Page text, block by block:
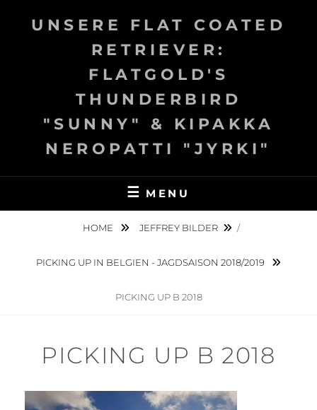
UNSERE FLAT COATED
RETRIEVER:
FLATGOLD'S
THUNDERBIRD
"SUNNY" & KIPAKKA
NEROPATTI "JYRKI"
MENU
HOME JEFFREY BILDER /
PICKING UP IN BELGIEN - JAGDSAISON 2018/2019
PICKING UP B 2018
PICKING UP B 2018